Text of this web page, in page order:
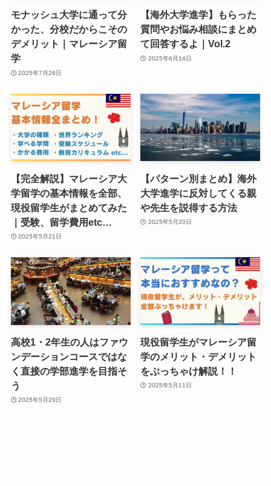
モナッシュ大学に通って分
かった、分校だからこその
デメリット｜マレーシア留
学
2025年7月26日
【海外大学進学】もらった
質問やお悩み相談にまとめ
て回答するよ｜Vol.2
2025年6月14日
【完全解説】マレーシア大
学留学の基本情報を全部、
現役留学生がまとめてみた
｜受験、留学費用etc…
2025年5月21日
【パターン別まとめ】海外
大学進学に反対してくる親
や先生を説得する方法
2025年5月20日
高校1・2年生の人はファウ
ンデーションコースではな
く直接の学部進学を目指そ
う
2025年5月20日
現役留学生がマレーシア留
学のメリット・デメリット
をぶっちゃけ解説！！
2025年5月11日